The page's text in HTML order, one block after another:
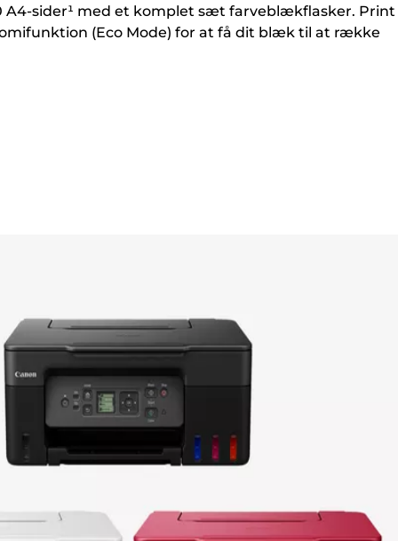
A4-sider¹ med et komplet sæt farveblækflasker. Print
(Eco Mode) for at få dit blæk til at række